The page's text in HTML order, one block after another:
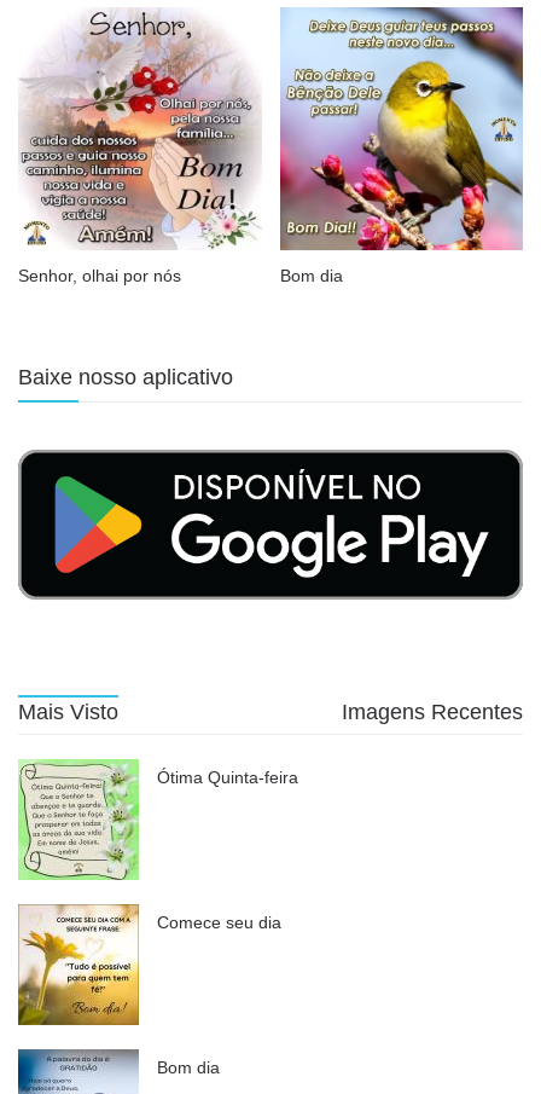
Senhor, olhai por nós Bom dia
Baixe nosso aplicativo
Mais Visto Imagens Recentes
Ótima Quinta-feira
Comece seu dia
Bom dia